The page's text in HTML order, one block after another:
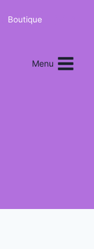
Boutique
Menu